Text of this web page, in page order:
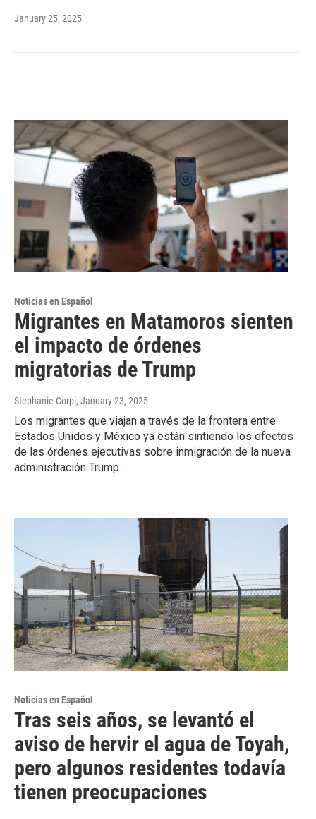
January 25, 2025
Noticias en Español
Migrantes en Matamoros sienten
el impacto de órdenes
migratorias de Trump
Stephanie Corpi, January 23, 2025
Los migrantes que viajan a través de la frontera entre
Estados Unidos y México ya están sintiendo los efectos
de las órdenes ejecutivas sobre inmigración de la nueva
administración Trump.
Noticias en Español
Tras seis años, se levantó el
aviso de hervir el agua de Toyah,
pero algunos residentes todavía
tienen preocupaciones